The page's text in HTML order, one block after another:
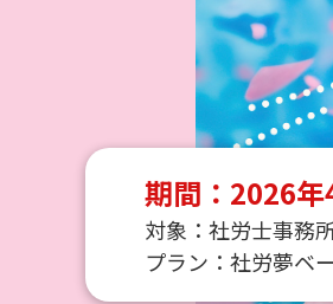
期間：2026年
対象：社労士事務
プラン：社労夢ベ